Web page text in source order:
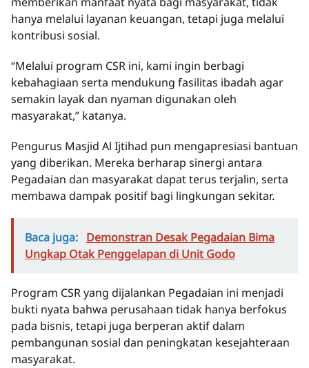
hanya melalui layanan keuangan, tetapi juga melalui
kontribusi sosial.
“Melalui program CSR ini, kami ingin berbagi
kebahagiaan serta mendukung fasilitas ibadah agar
semakin layak dan nyaman digunakan oleh
masyarakat,” katanya.
Pengurus Masjid Al Ijtihad pun mengapresiasi bantuan
yang diberikan. Mereka berharap sinergi antara
Pegadaian dan masyarakat dapat terus terjalin, serta
membawa dampak positif bagi lingkungan sekitar.
Baca juga: Demonstran Desak Pegadaian Bima
Ungkap Otak Penggelapan di Unit Godo
Program CSR yang dijalankan Pegadaian ini menjadi
bukti nyata bahwa perusahaan tidak hanya berfokus
pada bisnis, tetapi juga berperan aktif dalam
pembangunan sosial dan peningkatan kesejahteraan
masyarakat.